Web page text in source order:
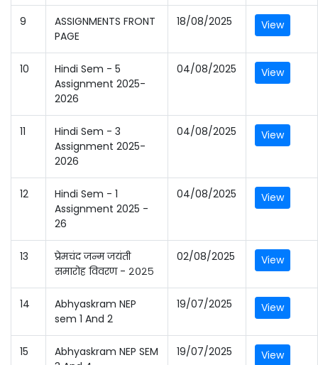
9
ASSIGNMENTS FRONT
PAGE
18/08/2025 View
10
Hindi Sem - 5
Assignment 2025-
2026
04/08/2025 View
11
Hindi Sem - 3
Assignment 2025-
2026
04/08/2025 View
12
Hindi Sem - 1
Assignment 2025 -
26
04/08/2025 View
13
प्रेमचंद जन्म जयंती
समारोह विवरण - २०२५
02/08/2025 View
14
Abhyaskram NEP
sem 1 And 2
19/07/2025 View
15
Abhyaskram NEP SEM
19/07/2025 View